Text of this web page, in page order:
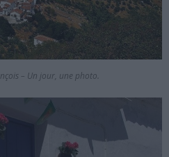
– Un jour, une photo.